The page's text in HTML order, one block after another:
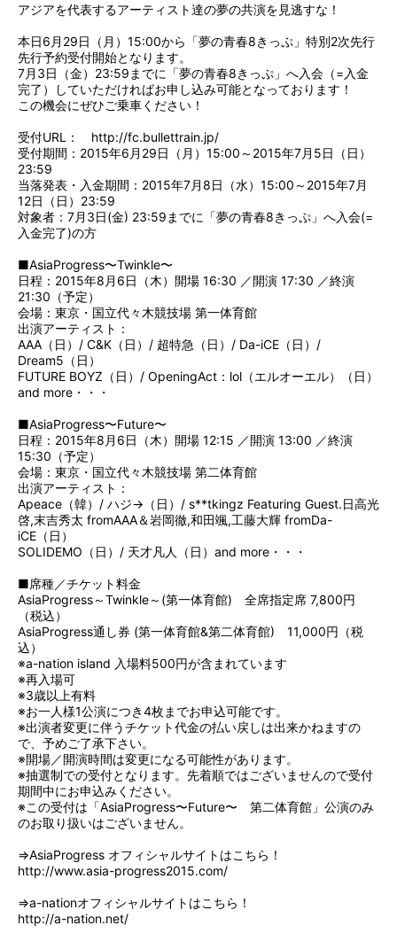
アジアを代表するアーティスト達の夢の共演を見逃すな！
本日6月29日（月）15:00から「夢の青春8きっぷ」特別2次先行
先行予約受付開始となります。
7月3日（金）23:59までに「夢の青春8きっぷ」へ入会（=入金
完了）していただければお申し込み可能となっております！
この機会にぜひご乗車ください！
受付URL： http://fc.bullettrain.jp/
受付期間：2015年6月29日（月）15:00～2015年7月5日（日）
23:59
当落発表・入金期間：2015年7月8日（水）15:00～2015年7月
12日（日）23:59
対象者：7月3日(金) 23:59までに「夢の青春8きっぷ」へ入会(=
入金完了)の方
■AsiaProgress〜Twinkle〜
日程：2015年8月6日（木）開場 16:30 ／開演 17:30 ／終演
21:30（予定）
会場：東京・国立代々木競技場 第一体育館
出演アーティスト：
AAA（日）/ C&K（日）/ 超特急（日）/ Da-iCE（日）/
Dream5（日）
FUTURE BOYZ（日）/ OpeningAct：lol（エルオーエル）（日）
and more・・・
■AsiaProgress〜Future〜
日程：2015年8月6日（木）開場 12:15 ／開演 13:00 ／終演
15:30（予定）
会場：東京・国立代々木競技場 第二体育館
出演アーティスト：
Apeace（韓）/ ハジ→（日）/ s**tkingz Featuring Guest.日高光
啓,末吉秀太 fromAAA＆岩岡徹,和田颯,工藤大輝 fromDa-
iCE（日）
SOLIDEMO（日）/ 天才凡人（日）and more・・・
■席種／チケット料金
AsiaProgress～Twinkle～(第一体育館) 全席指定席 7,800円
（税込）
AsiaProgress通し券 (第一体育館&第二体育館) 11,000円（税
込）
※a-nation island 入場料500円が含まれています
※再入場可
※3歳以上有料
※お一人様1公演につき4枚までお申込可能です。
※出演者変更に伴うチケット代金の払い戻しは出来かねますの
で、予めご了承下さい。
※開場／開演時間は変更になる可能性があります。
※抽選制での受付となります。先着順ではございませんので受付
期間中にお申込みください。
※この受付は「AsiaProgress〜Future〜 第二体育館」公演のみ
のお取り扱いはございません。
⇒AsiaProgress オフィシャルサイトはこちら！
http://www.asia-progress2015.com/
⇒a-nationオフィシャルサイトはこちら！
http://a-nation.net/